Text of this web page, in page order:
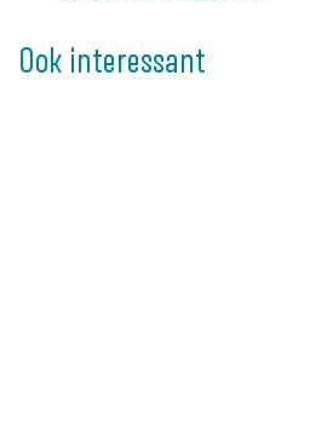
e
Ook interessant